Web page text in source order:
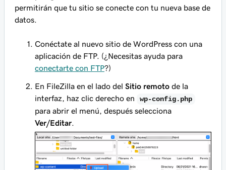
permitirán que tu sitio se conecte con tu nueva base de
datos.
Conéctate al nuevo sitio de WordPress con una
aplicación de FTP. (¿Necesitas ayuda para
conectarte con FTP?)
En FileZilla en el lado del Sitio remoto de la
interfaz, haz clic derecho en
wp-config.php
para abrir el menú, después selecciona
Ver/Editar